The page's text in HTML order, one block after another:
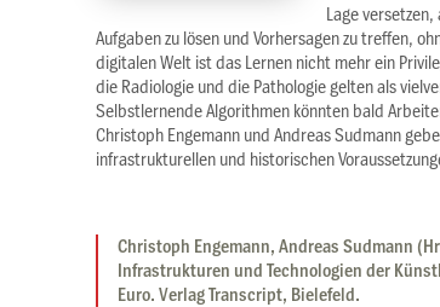
Lage
Aufgaben zu lösen und Vorhersagen zu treffen,
digitalen Welt ist das Lernen nicht mehr ein
die Radiologie und die Pathologie gelten als
Selbstlernende Algorithmen könnten bald
Christoph Engemann und Andreas Sudmann
infrastrukturellen und historischen
Christoph Engemann, Andreas Sudmann
Infrastrukturen und Technologien der
Euro. Verlag Transcript, Bielefeld.